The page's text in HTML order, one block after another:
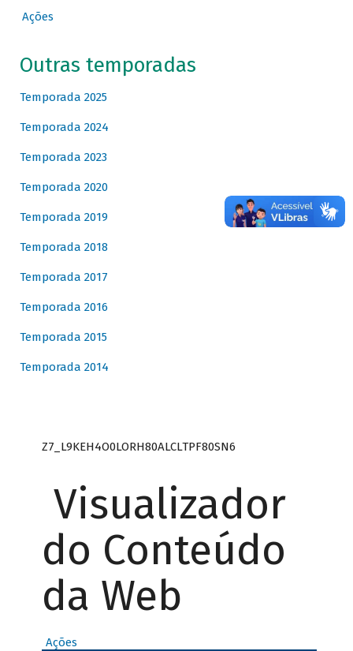
Ações
Outras temporadas
Temporada 2025
Temporada 2024
Temporada 2023
Temporada 2020
Temporada 2019
Temporada 2018
Temporada 2017
Temporada 2016
Temporada 2015
Temporada 2014
Z7_L9KEH4O0LORH80ALCLTPF80SN6
Visualizador
do Conteúdo
da Web
Ações